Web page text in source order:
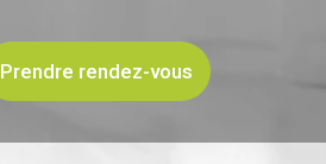
Prendre rendez-vous